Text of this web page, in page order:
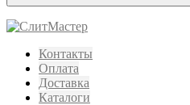
Контакты
Оплата
Доставка
Каталоги